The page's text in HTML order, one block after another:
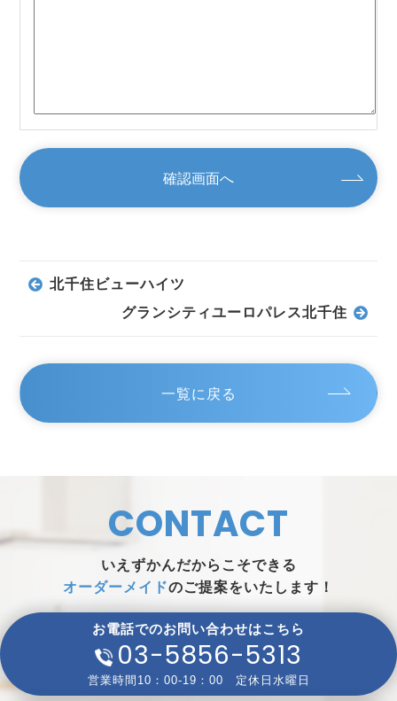
北千住ビューハイツ
グランシティユーロパレス北千住
一覧に戻る
CONTACT
いえずかんだからこそできる
オーダーメイドのご提案をいたします！
お電話でのお問い合わせはこちら
03-5856-5313
営業時間10：00-19：00 定休日水曜日